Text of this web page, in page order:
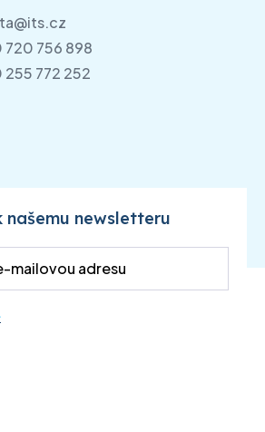
720 756 898
772 252
našemu newsletteru